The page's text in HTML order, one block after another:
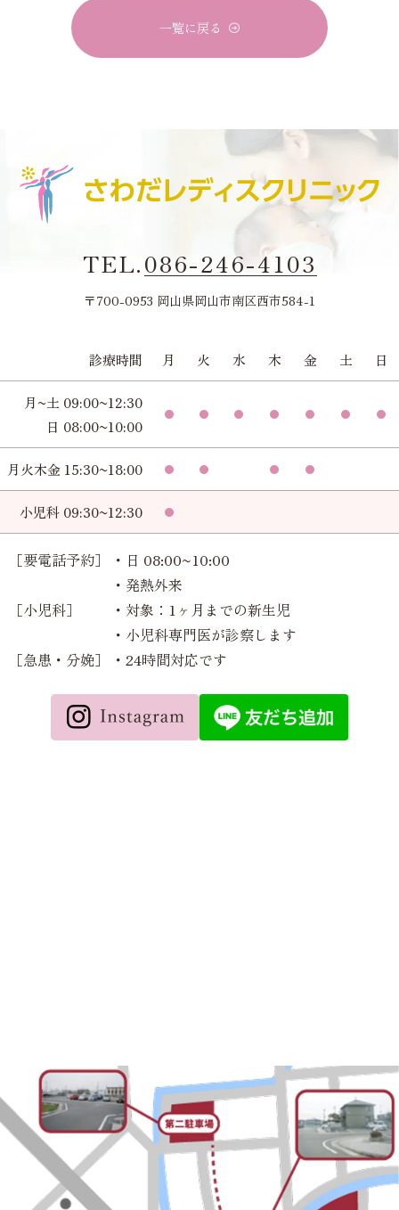
一覧に戻る
TEL.086-246-4103
〒700-0953 岡山県岡山市南区西市584-1
診療時間 月 火 水 木 金 土 日
月~土 09:00~12:30
日 08:00~10:00
月火木金 15:30~18:00
小児科 09:30~12:30
［要電話予約］
・日 08:00~10:00
・発熱外来
［小児科］
・対象：1ヶ月までの新生児
・小児科専門医が診察します
［急患・分娩］
・24時間対応です